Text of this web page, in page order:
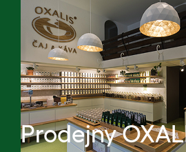
Prodejny